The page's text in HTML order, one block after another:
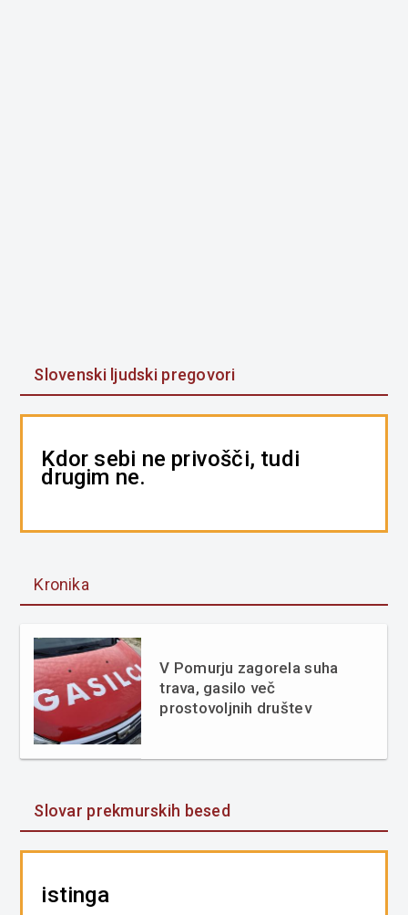
Slovenski ljudski pregovori
Kdor sebi ne privošči, tudi
drugim ne.
Kronika
V Pomurju zagorela suha
trava, gasilo več
prostovoljnih društev
Slovar prekmurskih besed
istinga